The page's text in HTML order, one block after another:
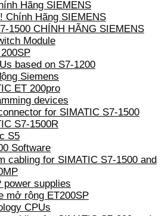
Hãng SIEMENS
Chính Hãng SIEMENS
1500 CHÍNH HÃNG SIEMENS
Module
based on S7-1200
Siemens
ET 200pro
devices
for SIMATIC S7-1500
S7-1500R
S5
Software
cabling for SIMATIC S7-1500 and
power supplies
mở rộng ET200SP
CPUs